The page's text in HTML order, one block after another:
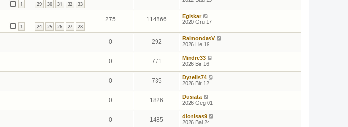
1 29 30 31 32 33
1 … 24 25 26 27 28
275 114866
Egiskar
2020 Gru 17
0 292
RaimondasV
2026 Lie 19
0 771
Mindre33
2026 Bir 16
0 735
Dyzelis74
2026 Bir 12
0 1826
Dusiata
2026 Geg 01
0 1485
dionisas9
2026 Bal 24